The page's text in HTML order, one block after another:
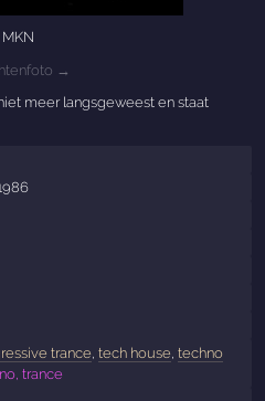
MKN
→
meer langsgeweest en staat
trance, tech house, techno
trance